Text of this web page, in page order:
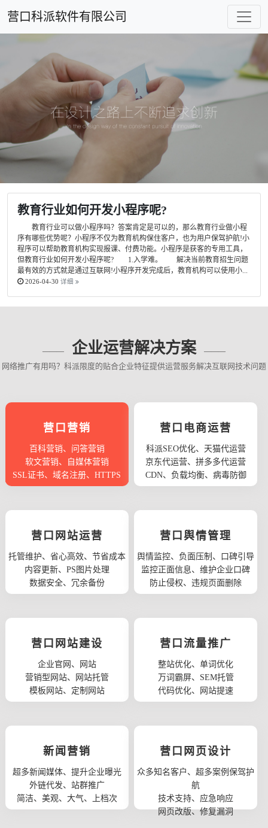
营口科派软件有限公司
教育行业如何开发小程序呢?
教育行业可以做小程序吗？答案肯定是可以的，那么教育行业做小程
序有哪些优势呢？小程序不仅为教育机构保住客户，也为用户保驾护航!小
程序可以帮助教育机构实现报课、付费功能。小程序是获客的专用工具，
但教育行业如何开发小程序呢? 1.入学难。 解决当前教育招生问题
最有效的方式就是通过互联网!小程序开发完成后，教育机构可以使用小...
2026-04-30 详细
企业运营解决方案
网络推广有用吗？科派限度的贴合企业特征提供运营服务解决互联网技术问题
营口营销
百科营销、问答营销
软文营销、自媒体营销
SSL证书、域名注册、HTTPS
营口电商运营
科派SEO优化、天猫代运营
京东代运营、拼多多代运营
CDN、负载均衡、病毒防御
营口网站运营
托管维护、省心高效、节省成本
内容更新、PS图片处理
数据安全、冗余备份
营口舆情管理
舆情监控、负面压制、口碑引导
监控正面信息、维护企业口碑
防止侵权、违规页面删除
营口网站建设
企业官网、网站
营销型网站、网站托管
模板网站、定制网站
营口流量推广
整站优化、单词优化
万词霸屏、SEM托管
代码优化、网站提速
新闻营销
超多新闻媒体、提升企业曝光
外链代发、站群推广
简洁、美观、大气、上档次
营口网页设计
众多知名客户、超多案例保驾护
航
技术支持、应急响应
网页改版、修复漏洞